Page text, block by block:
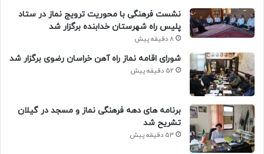
نشست فرهنگی با محوریت ترویج نماز در ستاد
پلیس راه شهرستان خدابنده برگزار شد
8 دقیقه پیش
شورای اقامه نماز راه آهن خراسان رضوی برگزار شد
52 دقیقه پیش
برنامه های دهه فرهنگی نماز و مسجد در گیلان
تشریح شد
53 دقیقه پیش